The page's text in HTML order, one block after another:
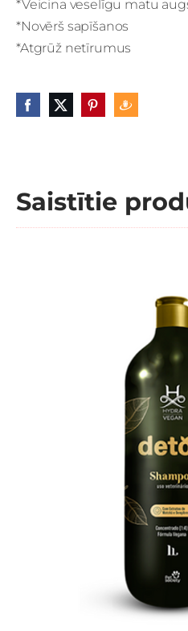
*Veicina veselīgu matu
*Novērš sapīšanos
*Atgrūž netīrumus
Saistītie